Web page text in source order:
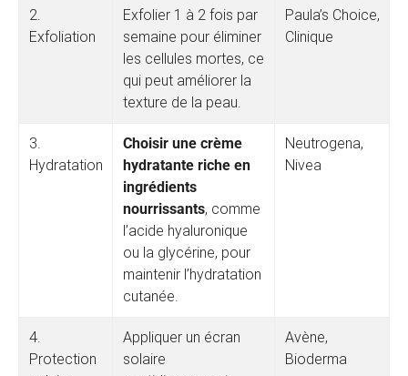
2.
Exfoliation
Exfolier 1 à 2 fois par
semaine pour éliminer
les cellules mortes, ce
qui peut améliorer la
texture de la peau.
Paula’s Choice,
Clinique
3.
Hydratation
Choisir une crème
hydratante riche en
ingrédients
nourrissants, comme
l’acide hyaluronique
ou la glycérine, pour
maintenir l’hydratation
cutanée.
Neutrogena,
Nivea
4.
Protection
Appliquer un écran
solaire
Avène,
Bioderma